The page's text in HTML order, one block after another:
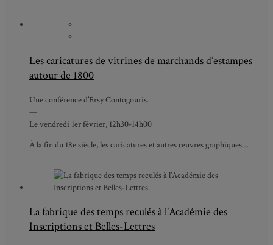
Les caricatures de vitrines de marchands d’estampes
autour de 1800
Une conférence d’Ersy Contogouris.
—
Le vendredi 1er février, 12h30-14h00
À la fin du 18e siècle, les caricatures et autres œuvres graphiques…
La fabrique des temps reculés à l’Académie des
Inscriptions et Belles-Lettres